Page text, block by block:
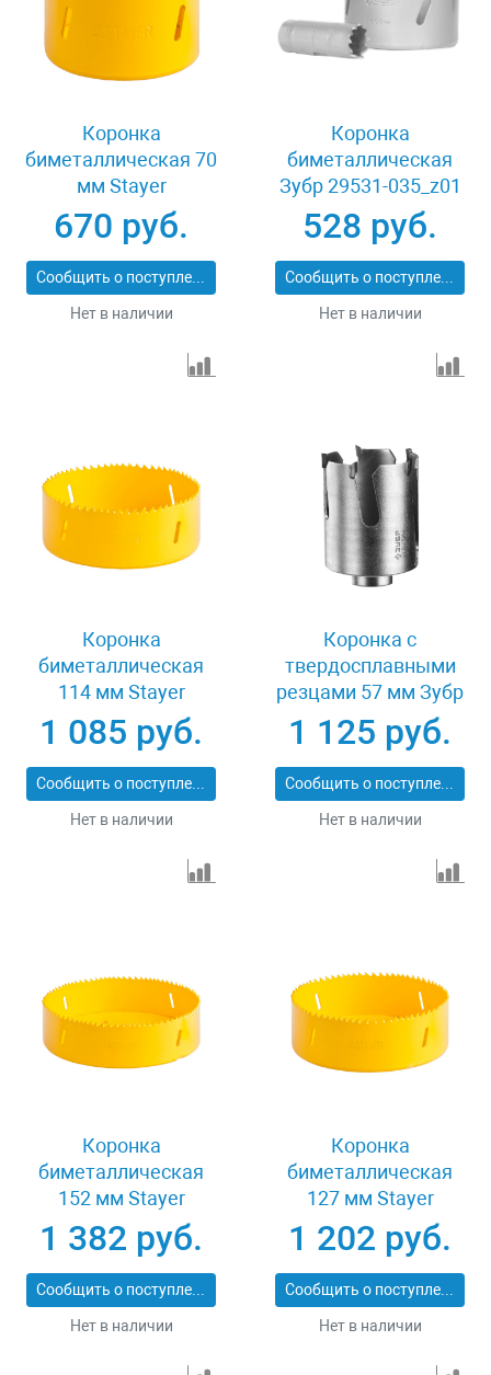
Коронка
биметаллическая 70
мм Stayer
PROFESSIONAL
29547-070
670 руб.
Сообщить о поступлении
Нет в наличии
Коронка
биметаллическая
Зубр 29531-035_z01
528 руб.
Сообщить о поступлении
Нет в наличии
Коронка
биметаллическая
114 мм Stayer
PROFESSIONAL
29547-114
1 085 руб.
Сообщить о поступлении
Нет в наличии
Коронка с
твердосплавными
резцами 57 мм Зубр
ПРОФИ 29514-57
1 125 руб.
Сообщить о поступлении
Нет в наличии
Коронка
биметаллическая
152 мм Stayer
PROFESSIONAL
29547-152
1 382 руб.
Сообщить о поступлении
Нет в наличии
Коронка
биметаллическая
127 мм Stayer
PROFESSIONAL
29547-127
1 202 руб.
Сообщить о поступлении
Нет в наличии